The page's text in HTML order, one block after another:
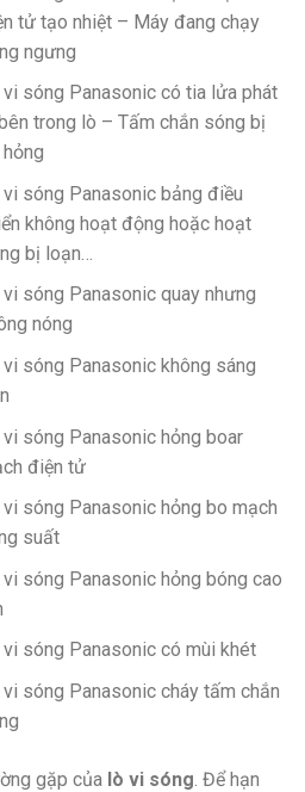
tử tạo nhiệt – Máy đang chạy
ngưng
vi sóng Panasonic có tia lửa phát
trong lò – Tấm chắn sóng bị
hỏng
vi sóng Panasonic bảng điều
không hoạt động hoặc hoạt
bị loạn…
vi sóng Panasonic quay nhưng
nóng
vi sóng Panasonic không sáng
vi sóng Panasonic hỏng boar
điện tử
vi sóng Panasonic hỏng bo mạch
suất
vi sóng Panasonic hỏng bóng cao
vi sóng Panasonic có mùi khét
vi sóng Panasonic cháy tấm chắn
gặp của lò vi sóng. Để hạn